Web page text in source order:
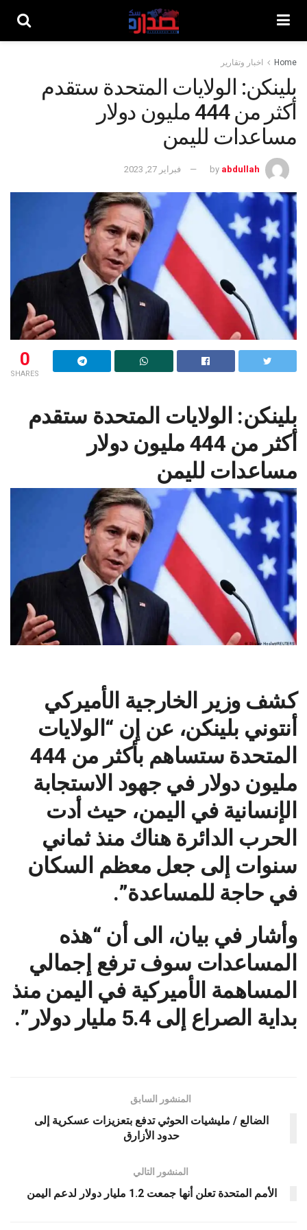
Home اخبار وتقارير
بلينكن: الولايات المتحدة ستقدم
أكثر من 444 مليون دولار
مساعدات لليمن
by abdullah فبراير 27, 2023
0
SHARES
بلينكن: الولايات المتحدة ستقدم
أكثر من 444 مليون دولار
مساعدات لليمن
كشف وزير الخارجية الأميركي ​
أنتوني بلينكن​، عن إن “​الولايات
المتحدة​ ستساهم بأكثر من 444
مليون دولار في جهود الاستجابة
الإنسانية في ​اليمن​، حيث أدت
الحرب الدائرة هناك منذ ثماني
سنوات إلى جعل معظم السكان
في حاجة للمساعدة”.
وأشار في بيان، الى أن “هذه
المساعدات سوف ترفع إجمالي
المساهمة الأميركية في اليمن منذ
بداية الصراع إلى 5.4 مليار دولار”.
المنشور السابق
الضالع / مليشيات الحوثي تدفع بتعزيزات عسكرية إلى
حدود الأزارق
المنشور التالي
الأمم المتحدة تعلن أنها جمعت 1.2 مليار دولار لدعم اليمن